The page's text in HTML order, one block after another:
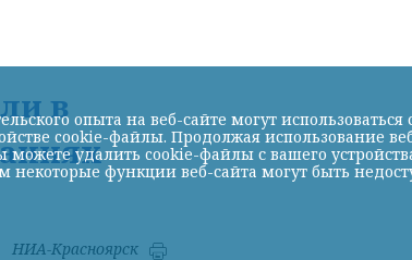
в
НИА-Красноярск
опыта на веб-сайте могут использоваться
cookie-файлы. Продолжая использование
удалить cookie-файлы с вашего
некоторые функции веб-сайта могут быть